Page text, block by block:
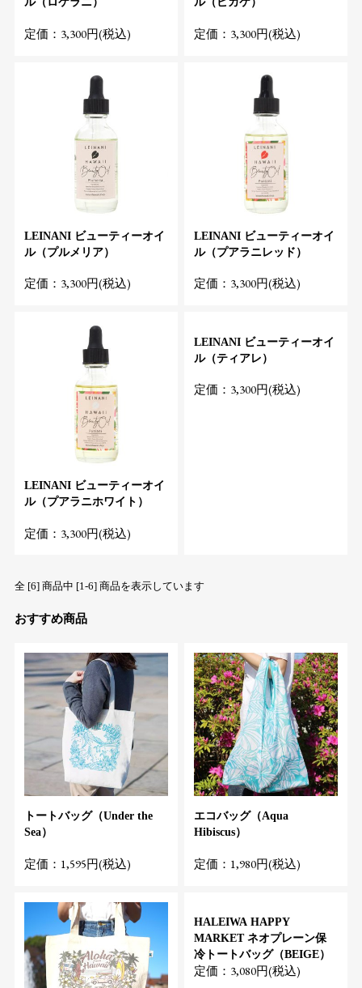
定価：3,300円(税込) 定価：3,300円(税込)
LEINANI ビューティーオイ
ル（プルメリア）
定価：3,300円(税込)
LEINANI ビューティーオイ
ル（プアラニレッド）
定価：3,300円(税込)
LEINANI ビューティーオイ
ル（プアラニホワイト）
定価：3,300円(税込)
LEINANI ビューティーオイ
ル（ティアレ）
定価：3,300円(税込)
全 [6] 商品中 [1-6] 商品を表示しています
おすすめ商品
トートバッグ（Under the
Sea）
定価：1,595円(税込)
エコバッグ（Aqua
Hibiscus）
定価：1,980円(税込)
HALEIWA HAPPY
MARKET ネオプレーン保
冷トートバッグ（BEIGE）
定価：3,080円(税込)